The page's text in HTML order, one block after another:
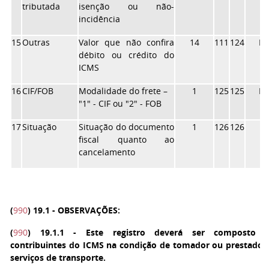
tributada
isenção ou não-
incidência
15Outras
Valor que não confira
débito ou crédito do
ICMS
14 111 124 N
16CIF/FOB
Modalidade do frete –
"1" - CIF ou "2" - FOB
1 125125 N
17Situação
Situação do documento
fiscal quanto ao
cancelamento
1 126126
(990) 19.1 - OBSERVAÇÕES:
(990) 19.1.1 - Este registro deverá ser composto
contribuintes do ICMS na condição de tomador ou prestador
serviços de transporte.